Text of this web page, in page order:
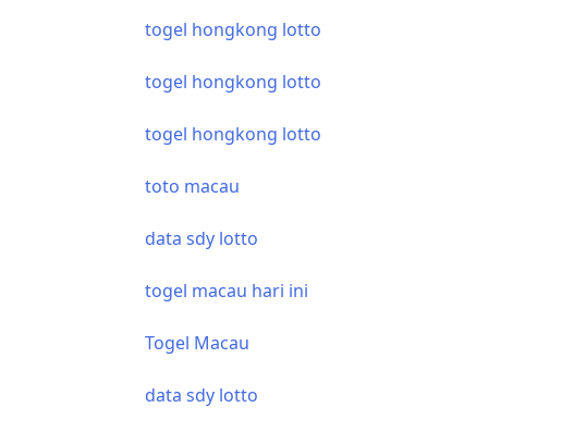
togel hongkong lotto
togel hongkong lotto
togel hongkong lotto
toto macau
data sdy lotto
togel macau hari ini
Togel Macau
data sdy lotto